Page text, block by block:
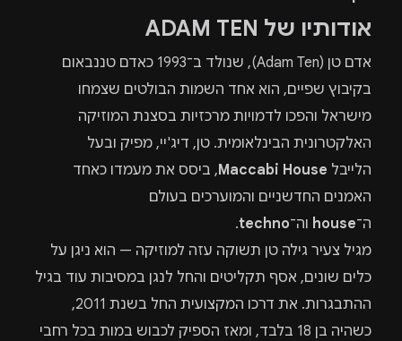
אודותיו של ADAM TEN
אדם טן (Adam Ten), שנולד ב־1993 כאדם טננבאום
בקיבוץ שפיים, הוא אחד השמות הבולטים שצמחו
מישראל והפכו לדמויות מרכזיות בסצנת המוזיקה
האלקטרונית הבינלאומית. טן, דיג'יי, מפיק ובעל
הלייבל Maccabi House, ביסס את מעמדו כאחד
האמנים החדשניים והמוערכים בעולם
ה־house וה־techno
.
מגיל צעיר גילה טן תשוקה עזה למוזיקה — הוא ניגן על
כלים שונים, אסף תקליטים והחל לנגן במסיבות עוד בגיל
ההתבגרות. את דרכו המקצועית החל בשנת 2011,
כשהיה בן 18 בלבד, ומאז הספיק לכבוש במות בכל רחבי